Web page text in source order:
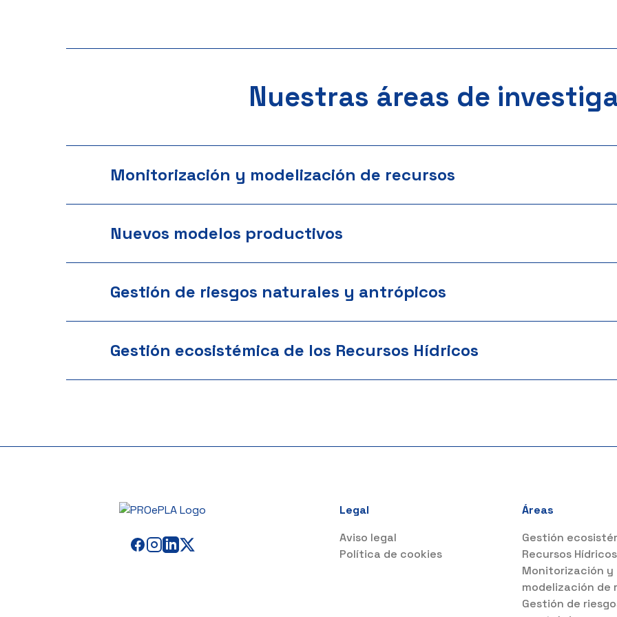
Nuestras áreas de
Monitorización y modelización de recursos
Nuevos modelos productivos
Gestión de riesgos naturales y antrópicos
Gestión ecosistémica de los Recursos Hídricos
Legal
Aviso legal
Política de cookies
Áreas
Gestión
Recursos Hídricos
Monitorización y
modelización de
Gestión de